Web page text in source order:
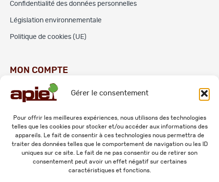
Gérer le consentement
Pour offrir les meilleures expériences, nous utilisons des technologies
telles que les cookies pour stocker et/ou accéder aux informations des
appareils. Le fait de consentir à ces technologies nous permettra de
traiter des données telles que le comportement de navigation ou les ID
uniques sur ce site. Le fait de ne pas consentir ou de retirer son
consentement peut avoir un effet négatif sur certaines
caractéristiques et fonctions.
Confidentialité des données personnelles
Législation environnementale
Politique de cookies (UE)
MON COMPTE
Commandes
Adresses
Mes informations personnelles